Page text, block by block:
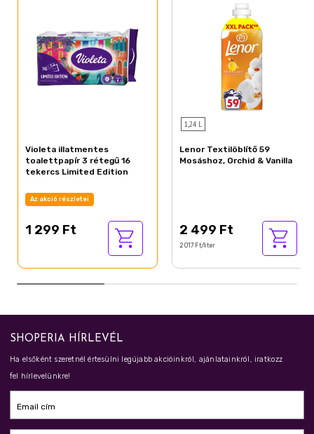
Violeta illatmentes
toalettpapír 3 rétegű 16
tekercs Limited Edition
Az akció részletei
1 299 Ft
1,24 L
Lenor Textilöblítő 59
Mosáshoz, Orchid & Vanilla
2 499 Ft
2 017 Ft/liter
SHOPERIA HÍRLEVÉL
Ha elsőként szeretnél értesülni legújabb akcióinkról, ajánlatainkról, iratkozz
fel hírlevelünkre!
Email cím